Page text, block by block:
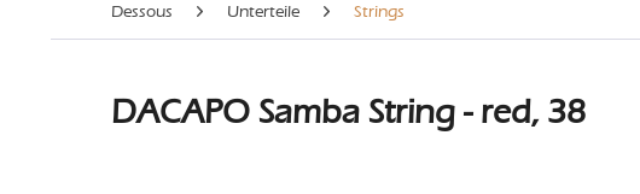
Dessous Unterteile Strings
DACAPO Samba String - red, 38